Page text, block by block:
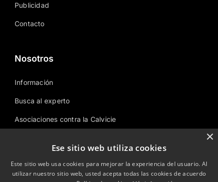
Publicidad
Contacto
Nosotros
Información
Busca al experto
Asociaciones contra la Calvicie
×
Ese sitio web utiliza cookies
Este sitio web usa cookies para mejorar la experiencia del usuario. Al
utilizar nuestro sitio web, usted acepta todas las cookies de acuerdo